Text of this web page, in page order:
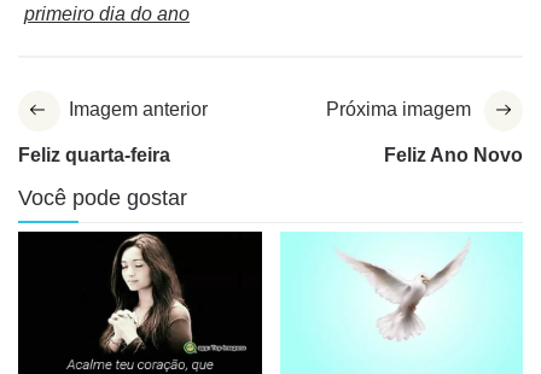
primeiro dia do ano
Imagem anterior
Feliz quarta-feira
Próxima imagem
Feliz Ano Novo
Você pode gostar